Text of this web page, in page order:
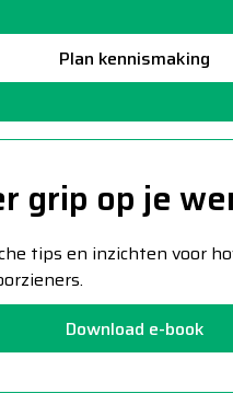
Plan kennismaking
grip op je
tips en inzichten voor
Download e-book